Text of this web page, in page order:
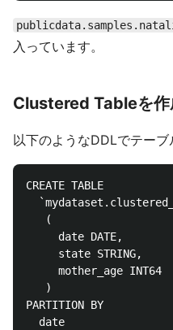
入っています。
Clustered Tableを作
以下のようなDDLでテーブ
CREATE TABLE
   (
     date DATE,
     state STRING,
     mother_age INT64
   )
PARTITION BY
  date